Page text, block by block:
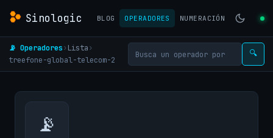
Sinologic BLOG OPERADORES NUMERACIÓN
📡 Operadores› Lista›
treefone-global-telecom-2
🔍
📡